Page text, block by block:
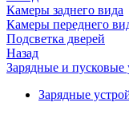
Камеры заднего вида
Камеры переднего
Подсветка дверей
Назад
Зарядные и
Зарядные